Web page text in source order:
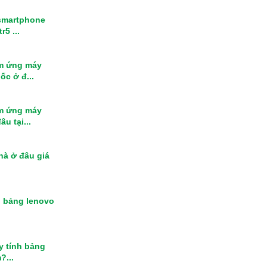
...
ứng máy
ở đ...
ứng máy
tại...
ở đâu giá
bảng lenovo
tính bảng